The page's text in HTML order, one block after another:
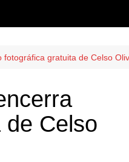
gratuita de Celso
Celso